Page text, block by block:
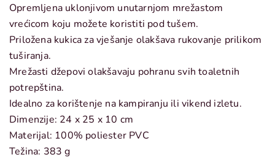
Opremljena uklonjivom unutarnjom mrežastom
vrećicom koju možete koristiti pod tušem.
Priložena kukica za vješanje olakšava rukovanje prilikom
tuširanja.
Mrežasti džepovi olakšavaju pohranu svih toaletnih
potrepština.
Idealno za korištenje na kampiranju ili vikend izletu.
Dimenzije: 24 x 25 x 10 cm
Materijal: 100% poliester PVC
Težina: 383 g